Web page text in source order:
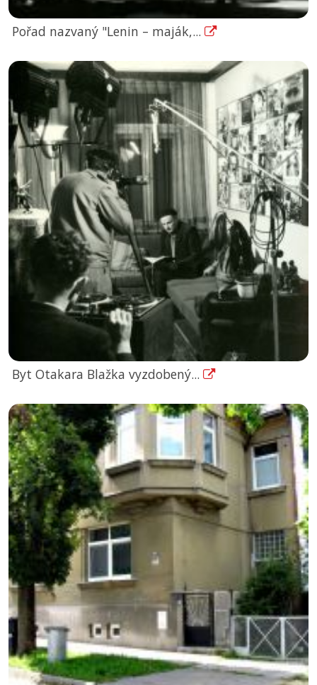
Pořad nazvaný "Lenin – maják,...
Byt Otakara Blažka vyzdobený...